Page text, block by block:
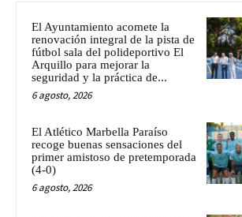
El Ayuntamiento acomete la
renovación integral de la pista de
fútbol sala del polideportivo El
Arquillo para mejorar la
seguridad y la práctica de...
6 agosto, 2026
El Atlético Marbella Paraíso
recoge buenas sensaciones del
primer amistoso de pretemporada
(4-0)
6 agosto, 2026